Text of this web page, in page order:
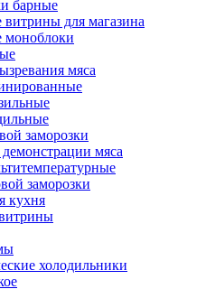
барные
для магазина
моноблоки
мяса
заморозки
мяса
заморозки
кухня
холодильники